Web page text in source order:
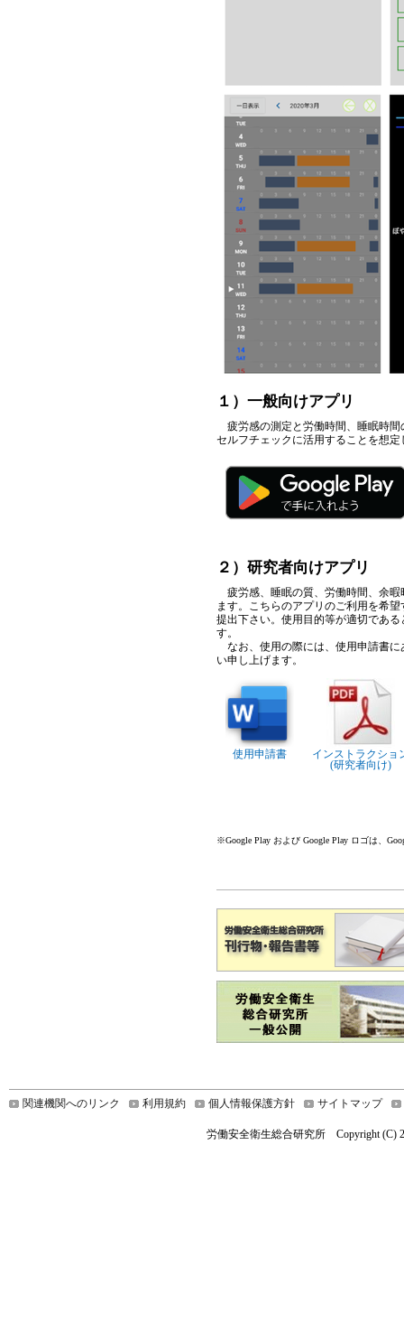
１）一般向けアプリ
疲労感の測定と労働時間、睡眠時間
セルフチェックに活用することを想
２）研究者向けアプリ
疲労感、睡眠の質、労働時間、余暇
ます。こちらのアプリのご利用を希
提出下さい。使用目的等が適切であ
す。
なお、使用の際には、使用申請書に
い申し上げます。
使用申請書
インストラクショ
(研究者向け)
※Google Play および Google Play ロゴは、
関連機関へのリンク 利用規約 個人情報保護方針 サイトマップ
労働安全衛生総合研究所 Copyright (C)